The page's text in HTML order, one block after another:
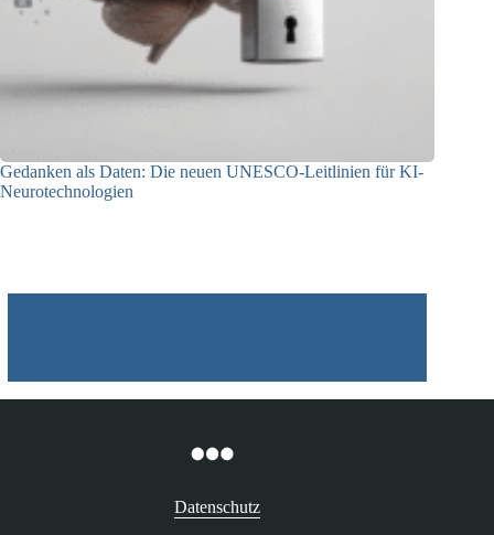
Gedanken als Daten: Die neuen UNESCO-Leitlinien für KI-
Neurotechnologien
Datenschutz